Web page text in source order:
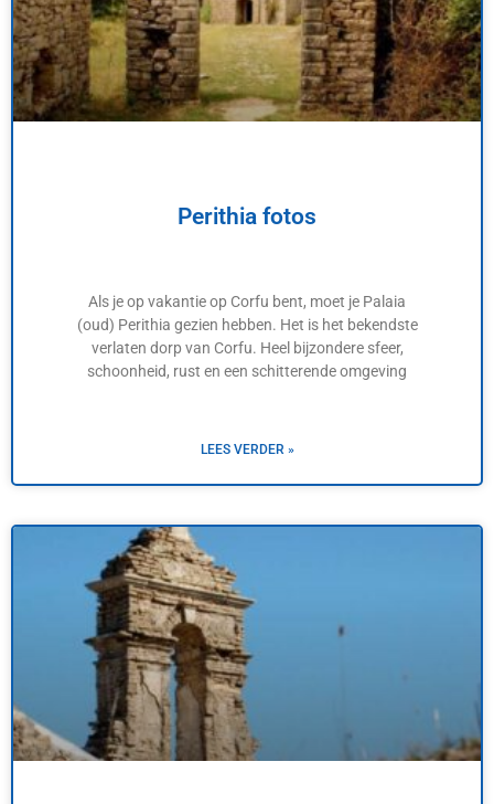
Perithia fotos
Als je op vakantie op Corfu bent, moet je Palaia
(oud) Perithia gezien hebben. Het is het bekendste
verlaten dorp van Corfu. Heel bijzondere sfeer,
schoonheid, rust en een schitterende omgeving
LEES VERDER »